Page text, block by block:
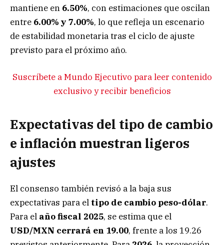
mantiene en 6.50%, con estimaciones que oscilan
entre 6.00% y 7.00%, lo que refleja un escenario
de estabilidad monetaria tras el ciclo de ajuste
previsto para el próximo año.
Suscríbete a Mundo Ejecutivo para leer contenido
exclusivo y recibir beneficios
Expectativas del tipo de cambio
e inflación muestran ligeros
ajustes
El consenso también revisó a la baja sus
expectativas para el tipo de cambio peso-dólar.
Para el año fiscal 2025, se estima que el
USD/MXN cerrará en 19.00, frente a los 19.26